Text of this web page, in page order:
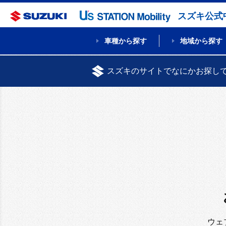
スズキ公式
車種から探す 地域から探す
スズキのサイトでなにかお探し
ウェ